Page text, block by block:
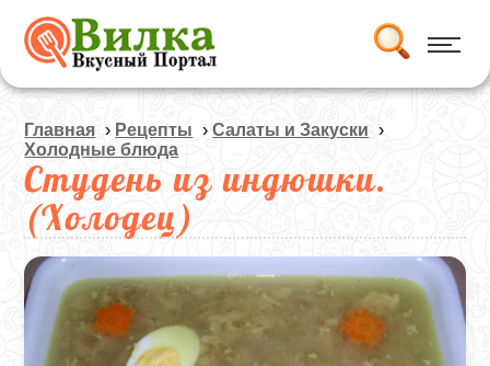
Главная › Рецепты ›Салаты и Закуски ›
Холодные блюда
Студень из индюшки.
(Холодец)